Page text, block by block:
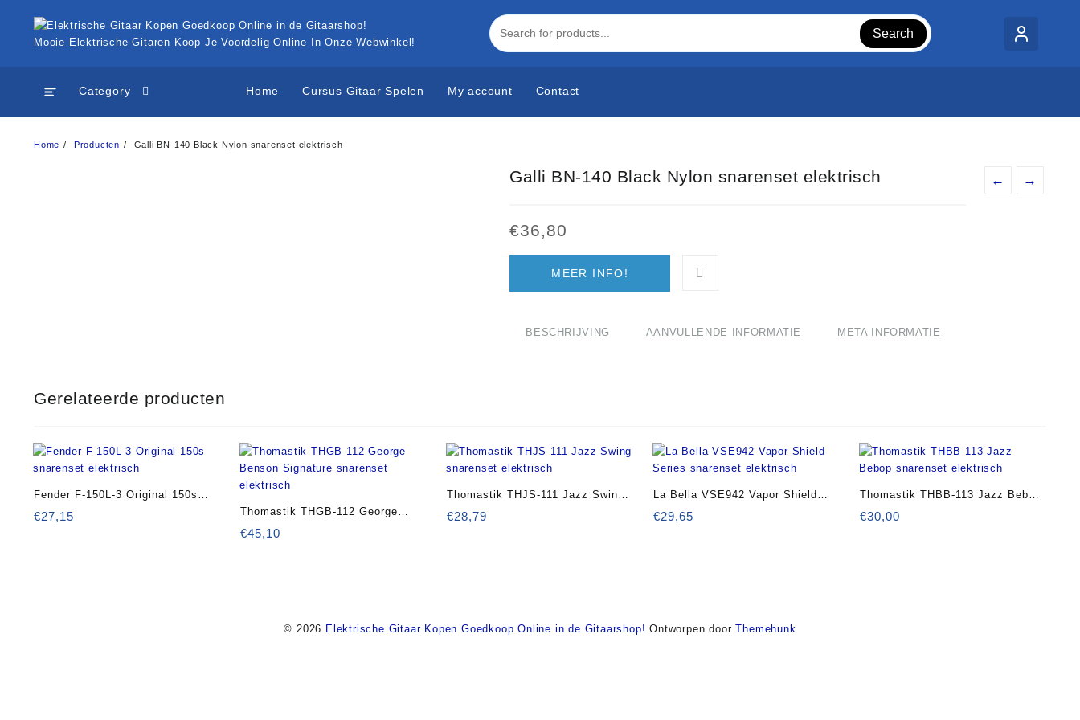
Mooie Elektrische Gitaren Koop Je Voordelig Online In Onze Webwinkel!
Search
Category Home Cursus Gitaar Spelen My account Contact
Home Producten Galli BN-140 Black Nylon snarenset elektrisch
← →
Galli BN-140 Black Nylon snarenset elektrisch
€36,80
MEER INFO!
BESCHRIJVING AANVULLENDE INFORMATIE META INFORMATIE
Gerelateerde producten
Fender F-150L-3 Original 150s
snarenset elektrisch
€27,15
Thomastik THGB-112 George
Benson Signature snarenset
€45,10
Thomastik THJS-111 Jazz Swing
snarenset elektrisch
€28,79
La Bella VSE942 Vapor Shield
Series snarenset elektrisch
€29,65
Thomastik THBB-113 Jazz Bebop
snarenset elektrisch
€30,00
© 2026 Elektrische Gitaar Kopen Goedkoop Online in de Gitaarshop! Ontworpen door Themehunk